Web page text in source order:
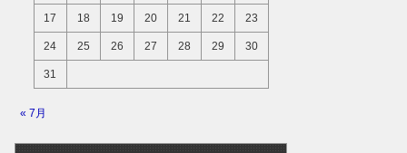
17 18 19 20 21 22 23
24 25 26 27 28 29 30
31
« 7月